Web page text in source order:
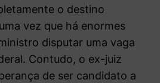
o destino
vez que há enormes
disputar uma vaga
Contudo, o ex-juiz
de ser candidato a